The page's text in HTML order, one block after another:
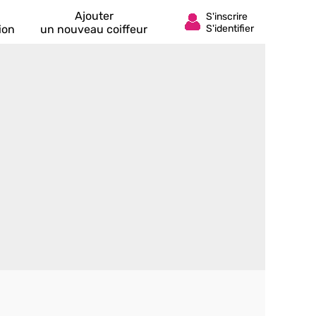
Ajouter
un nouveau coiffeur